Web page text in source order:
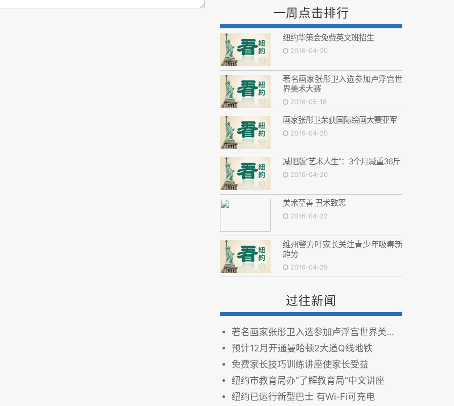
一周点击排行
纽约华策会免费英文班招生
2016-04-20
著名画家张彤卫入选参加卢浮宫世
界美术大赛
2016-05-18
画家张彤卫荣获国际绘画大赛亚军
2016-04-20
减肥版“艺术人生”：3个月减重36斤
2016-04-20
美术至善 丑术致恶
2016-04-22
维州警方吁家长关注青少年吸毒新
趋势
2016-04-29
过往新闻
著名画家张彤卫入选参加卢浮宫世界美术大赛
预计12月开通曼哈顿2大道Q线地铁
免费家长技巧训练讲座使家长受益
纽约市教育局办“了解教育局”中文讲座
纽约已运行新型巴士 有Wi-Fi可充电